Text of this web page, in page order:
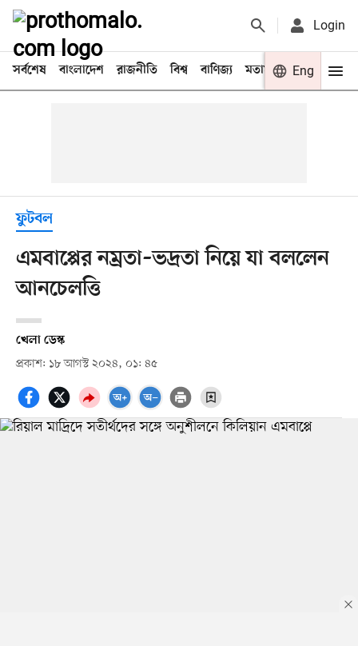
Login
সর্বশেষ বাংলাদেশ রাজনীতি বিশ্ব বাণিজ্য মতামত খেলা
Eng
ফুটবল
এমবাপ্পের নম্রতা–ভদ্রতা নিয়ে যা বললেন
আনচেলত্তি
খেলা ডেস্ক
প্রকাশ: ১৮ আগস্ট ২০২৪, ০১: ৪৫